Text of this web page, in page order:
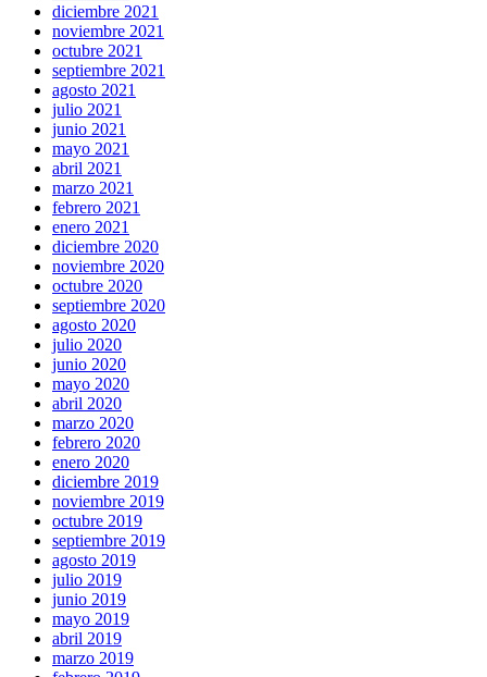
diciembre 2021
noviembre 2021
octubre 2021
septiembre 2021
agosto 2021
julio 2021
junio 2021
mayo 2021
abril 2021
marzo 2021
febrero 2021
enero 2021
diciembre 2020
noviembre 2020
octubre 2020
septiembre 2020
agosto 2020
julio 2020
junio 2020
mayo 2020
abril 2020
marzo 2020
febrero 2020
enero 2020
diciembre 2019
noviembre 2019
octubre 2019
septiembre 2019
agosto 2019
julio 2019
junio 2019
mayo 2019
abril 2019
marzo 2019